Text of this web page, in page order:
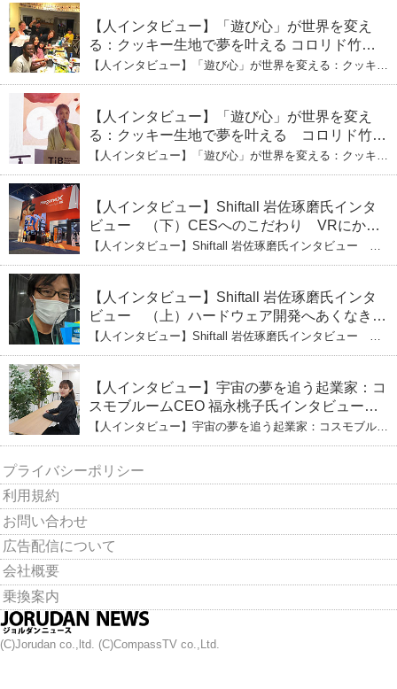
ーの軌跡
【人インタビュー】「遊び心」が世界を変え
る：クッキー生地で夢を叶える コロリド竹内
ひとみ（下） 起業は「影響力」のため。愛と
笑いの子育て哲学
【人インタビュー】「遊び心」が世界を変える：クッキー
【人インタビュー】「遊び心」が世界を変え
る：クッキー生地で夢を叶える コロリド竹内
ひとみ（上） クッキー生地に込めた「誰でも
できる」という哲学
【人インタビュー】「遊び心」が世界を変える：クッキー
【人インタビュー】Shiftall 岩佐琢磨氏インタ
ビュー （下）CESへのこだわり VRにかけ
る未来
【人インタビュー】Shiftall 岩佐琢磨氏インタビュー
【人インタビュー】Shiftall 岩佐琢磨氏インタ
ビュー （上）ハードウェア開発へあくなき挑
戦 その起業の経緯とは
【人インタビュー】Shiftall 岩佐琢磨氏インタビュー
【人インタビュー】宇宙の夢を追う起業家：コ
スモブルームCEO 福永桃子氏インタビュー
（下）
【人インタビュー】宇宙の夢を追う起業家：コスモブルー
プライバシーポリシー
利用規約
お問い合わせ
広告配信について
会社概要
乗換案内
(C)Jorudan co.,ltd. (C)CompassTV co.,Ltd.